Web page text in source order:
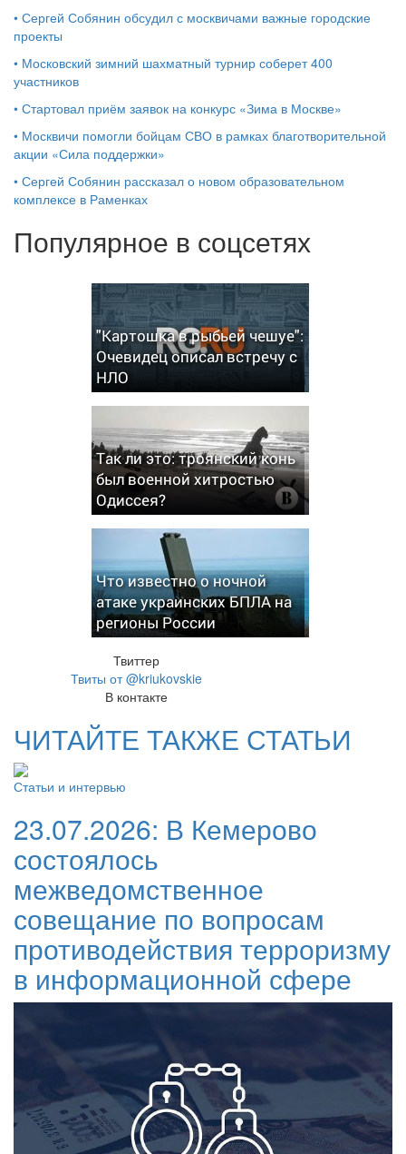
• Сергей Собянин обсудил с москвичами важные городские
проекты
• Московский зимний шахматный турнир соберет 400
участников
• Стартовал приём заявок на конкурс «Зима в Москве»
• Москвичи помогли бойцам СВО в рамках благотворительной
акции «Сила поддержки»
• Сергей Собянин рассказал о новом образовательном
комплексе в Раменках
Популярное в соцсетях
"Картошка в рыбьей чешуе":
Очевидец описал встречу с
НЛО
Так ли это: троянский конь
был военной хитростью
Одиссея?
Что известно о ночной
атаке украинских БПЛА на
регионы России
Твиттер
Твиты от @kriukovskie
В контакте
ЧИТАЙТЕ ТАКЖЕ СТАТЬИ
Статьи и интервью
23.07.2026: В Кемерово
состоялось
межведомственное
совещание по вопросам
противодействия терроризму
в информационной сфере